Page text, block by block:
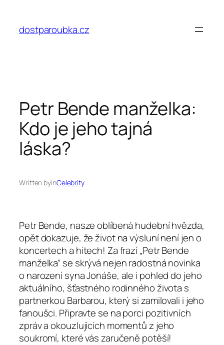
obsahdostparoubka.cz
Petr Bende manželka:
Kdo je jeho tajná
láska?
Written byinCelebrity
Petr Bende, nasze oblíbená hudební hvězda,
opět dokazuje, že život na výsluní není jen o
koncertech a hitech! Za frazí „Petr Bende
manželka“ se skrývá nejen radostná novinka
o narození syna Jonáše, ale i pohled do jeho
aktuálního, šťastného rodinného života s
partnerkou Barbarou, který si zamilovali i jeho
fanoušci. Připravte se na porci pozitivních
zpráv a okouzlujících momentů z jeho
soukromí, které vás zaručeně potěší!